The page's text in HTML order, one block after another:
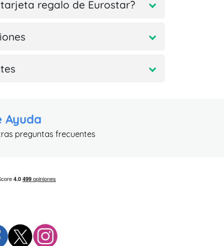
regalo de Eurostar?
Ayuda
preguntas frecuentes